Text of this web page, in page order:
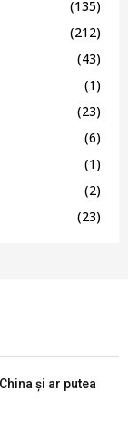
(135)
(212)
(43)
(1)
(23)
(6)
(1)
(2)
(23)
și ar putea